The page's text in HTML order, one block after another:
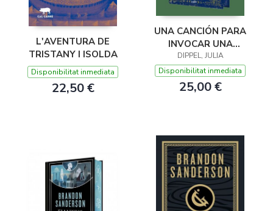
L'AVENTURA DE
TRISTANY I ISOLDA
Disponibilitat inmediata
22,50 €
UNA CANCIÓN PARA
INVOCAR UNA
TEMPESTAD
DIPPEL, JULIA
Disponibilitat inmediata
25,00 €